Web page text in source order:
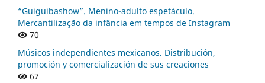
“Guiguibashow”. Menino-adulto espetáculo.
Mercantilização da infância em tempos de Instagram
70
Músicos independientes mexicanos. Distribución,
promoción y comercialización de sus creaciones
67